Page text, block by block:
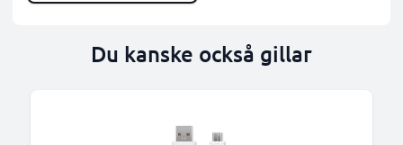
Du kanske också gillar